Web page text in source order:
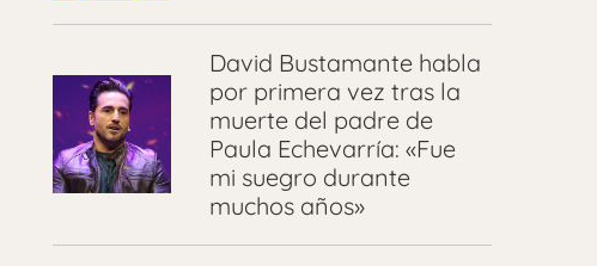
David Bustamante habla
por primera vez tras la
muerte del padre de
Paula Echevarría: «Fue
mi suegro durante
muchos años»